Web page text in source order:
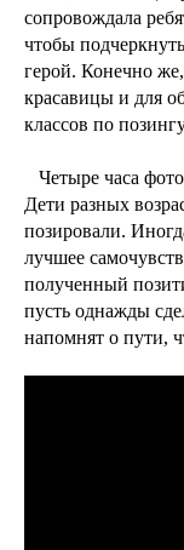
сопровождала
чтобы
герой. Конечно
красавицы и для
классов по
⠀Четыре часа
Дети разных
позировали.
лучшее
полученный
пусть однажды
напомнят о пути,